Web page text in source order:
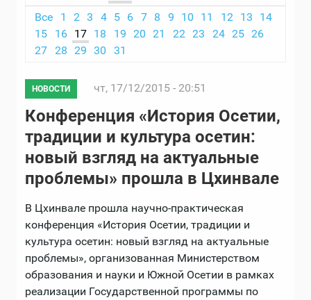
Все
1 2 3 4 5 6 7 8 9 10 11 12 13
14
15
16 17 18 19 20 21 22 23 24 25 26
27
28 29 30 31
НОВОСТИ чт, 17/12/2015 - 20:51
Конференция «История Осетии,
традиции и культура осетин:
новый взгляд на актуальные
проблемы» прошла в Цхинвале
В Цхинвале прошла научно-практическая
конференция «История Осетии, традиции и
культура осетин: новый взгляд на актуальные
проблемы», организованная Министерством
образования и науки и Южной Осетии в рамках
реализации Государственной программы по